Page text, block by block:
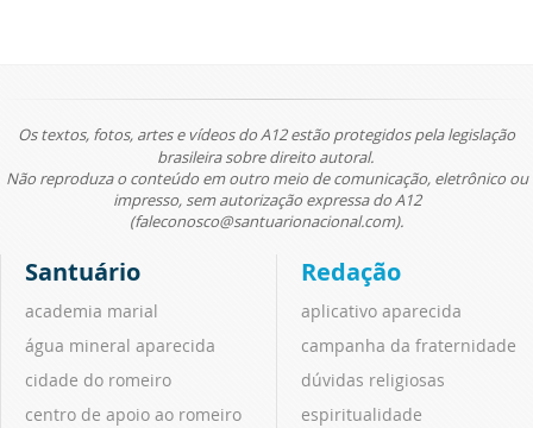
Os textos, fotos, artes e vídeos do A12 estão protegidos pela legislação
brasileira sobre direito autoral.
Não reproduza o conteúdo em outro meio de comunicação, eletrônico ou
impresso, sem autorização expressa do A12
(faleconosco@santuarionacional.com).
Santuário
academia marial
água mineral aparecida
cidade do romeiro
centro de apoio ao romeiro
Redação
aplicativo aparecida
campanha da fraternidade
dúvidas religiosas
espiritualidade